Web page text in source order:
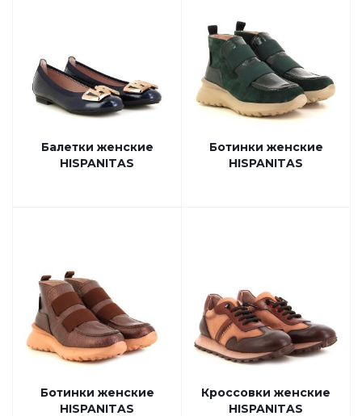
Балетки женские
HISPANITAS
Ботинки женские
HISPANITAS
Ботинки женские
HISPANITAS
Кроссовки женские
HISPANITAS